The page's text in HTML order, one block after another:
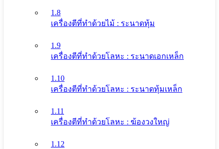
1.8
เครื่องตีที่ทําด้วยไม้ : ระนาดทุ้ม
1.9
เครื่องตีที่ทําด้วยโลหะ : ระนาดเอกเหล็ก
1.10
เครื่องตีที่ทําด้วยโลหะ : ระนาดทุ้มเหล็ก
1.11
เครื่องตีที่ทําด้วยโลหะ : ฆ้องวงใหญ่
1.12